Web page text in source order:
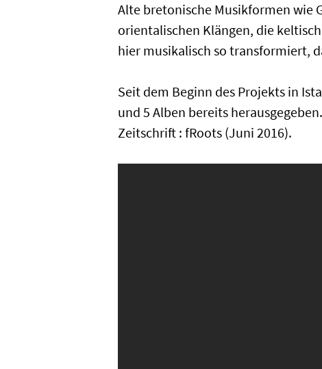
Alte bretonische Musikformen wie
orientalischen Klängen, die
hier musikalisch so transformiert,
Seit dem Beginn des Projekts in
und 5 Alben bereits
Zeitschrift : fRoots (Juni 2016).